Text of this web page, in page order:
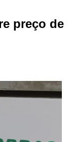
preço de